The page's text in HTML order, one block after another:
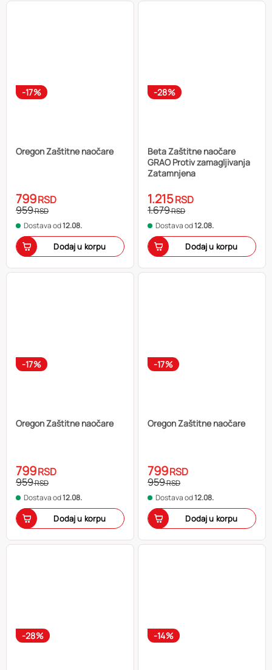
-17%
Oregon Zaštitne naočare
799RSD
959RSD
Dostava od12.08.
Dodaj u korpu
-28%
Beta Zaštitne naočare
GRAO Protiv zamagljivanja
Zatamnjena
1.215RSD
1.679RSD
Dostava od12.08.
Dodaj u korpu
-17%
Oregon Zaštitne naočare
799RSD
959RSD
Dostava od12.08.
Dodaj u korpu
-17%
Oregon Zaštitne naočare
799RSD
959RSD
Dostava od12.08.
Dodaj u korpu
-28% -14%